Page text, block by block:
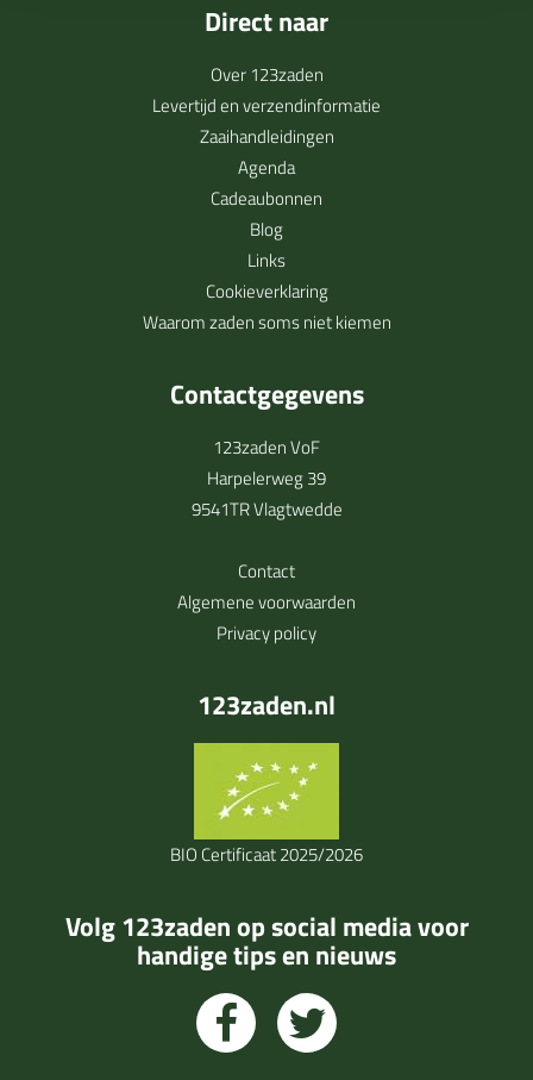
Direct naar
Over 123zaden
Levertijd en verzendinformatie
Zaaihandleidingen
Agenda
Cadeaubonnen
Blog
Links
Cookieverklaring
Waarom zaden soms niet kiemen
Contactgegevens
123zaden VoF
Harpelerweg 39
9541TR Vlagtwedde
Contact
Algemene voorwaarden
Privacy policy
123zaden.nl
BIO Certificaat 2025/2026
Volg 123zaden op social media voor
handige tips en nieuws